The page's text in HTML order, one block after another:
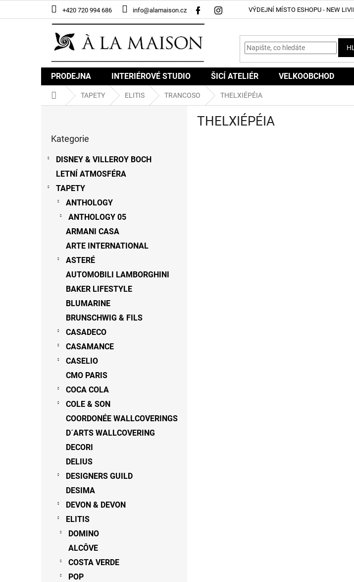
+420 720 994 686 info@alamaison.cz VÝDEJNÍ MÍSTO ESHOPU - NEW
PRODEJNA INTERIÉROVÉ STUDIO ŠICÍ ATELIÉR VELKOOBCHOD
Domů TAPETY ELITIS TRANCOSO THELXIÉPÉIA
kategorie
Kategorie
DISNEY & VILLEROY BOCH
LETNÍ ATMOSFÉRA
TAPETY
ANTHOLOGY
ANTHOLOGY 05
ARMANI CASA
ARTE INTERNATIONAL
ASTERÉ
AUTOMOBILI LAMBORGHINI
BAKER LIFESTYLE
BLUMARINE
BRUNSCHWIG & FILS
CASADECO
CASAMANCE
CASELIO
CMO PARIS
COCA COLA
COLE & SON
COORDONÉE WALLCOVERINGS
D´ARTS WALLCOVERING
DECORI
DELIUS
DESIGNERS GUILD
DESIMA
DEVON & DEVON
ELITIS
DOMINO
ALCÔVE
COSTA VERDE
POP
THELXIÉPÉIA